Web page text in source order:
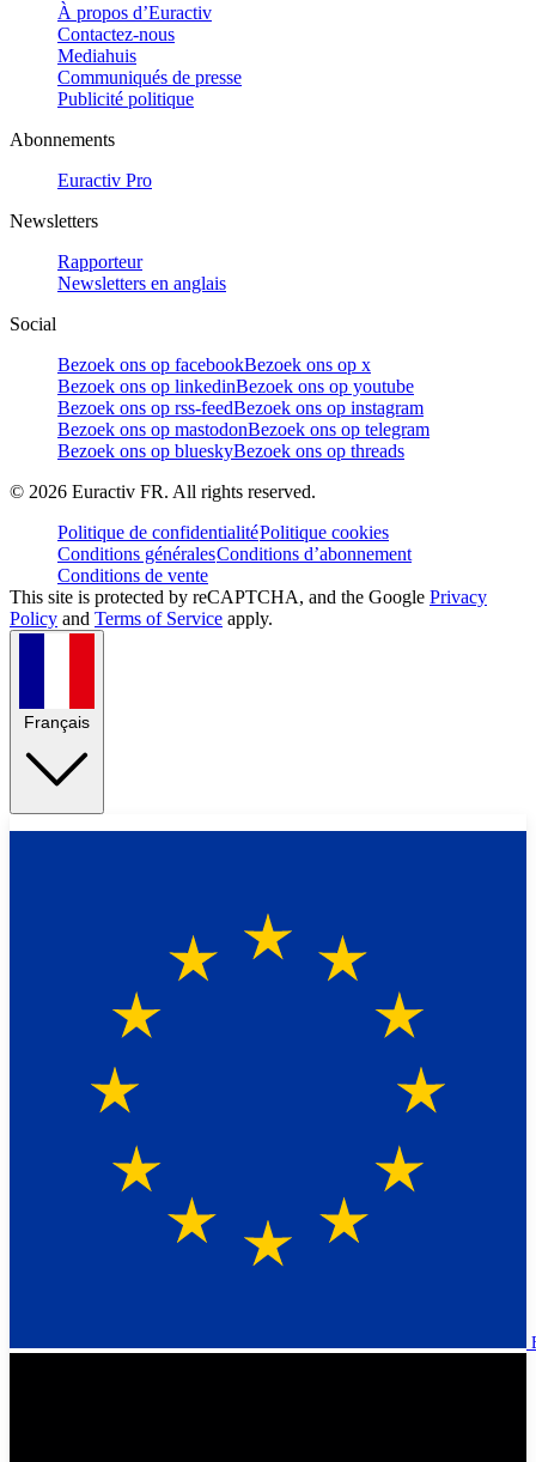
À propos d’Euractiv
Contactez-nous
Mediahuis
Communiqués de presse
Publicité politique
Abonnements
Euractiv Pro
Newsletters
Rapporteur
Newsletters en anglais
Social
Bezoek ons op facebookBezoek ons op x
Bezoek ons op linkedinBezoek ons op youtube
Bezoek ons op rss-feedBezoek ons op instagram
Bezoek ons op mastodonBezoek ons op telegram
Bezoek ons op blueskyBezoek ons op threads
© 2026 Euractiv FR. All rights reserved.
Politique de confidentialitéPolitique cookies
Conditions généralesConditions d’abonnement
Conditions de vente
This site is protected by reCAPTCHA, and the Google Privacy
Policy and Terms of Service apply.
Français